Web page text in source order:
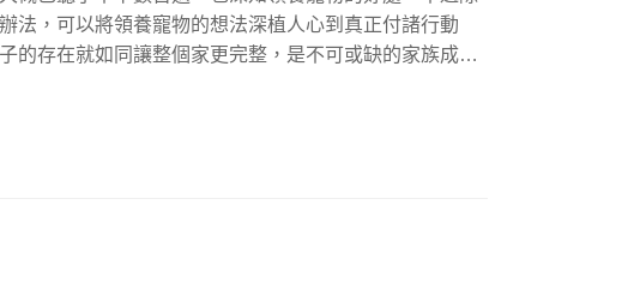
法，可以將領養寵物的想法深植人心到真正付諸行動
的存在就如同讓整個家更完整，是不可或缺的家族成